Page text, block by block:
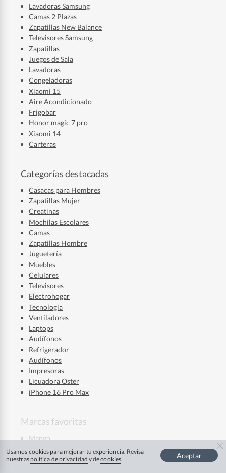
Lavadoras Samsung
Camas 2 Plazas
Zapatillas New Balance
Televisores Samsung
Zapatillas
Juegos de Sala
Lavadoras
Congeladoras
Xiaomi 15
Aire Acondicionado
Frigobar
Honor magic 7 pro
Xiaomi 14
Carteras
Categorías destacadas
Casacas para Hombres
Zapatillas Mujer
Creatinas
Mochilas Escolares
Camas
Zapatillas Hombre
Juguetería
Muebles
Celulares
Televisores
Electrohogar
Tecnología
Ventiladores
Laptops
Audífonos
Refrigerador
Audífonos
Impresoras
Licuadora Oster
iPhone 16 Pro Max
Marcas favoritas
Mango
La Roche Posay
Mixsoon
Usamos cookies para mejorar tu experiencia. Revisa
nuestras política de privacidad y decookies. Aceptar